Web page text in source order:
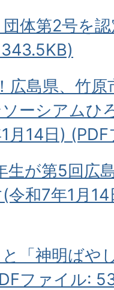
体第2号を
広島県、竹
ーシアムひ
月14日)
生が第5回広
令和7年1月
と「神明ばや
ファイル: